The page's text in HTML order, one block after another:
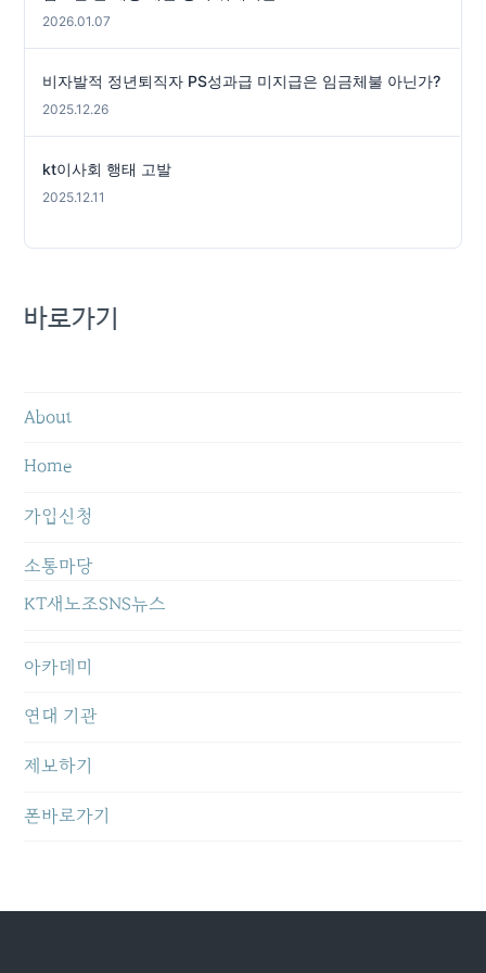
2026.01.07
비자발적 정년퇴직자 PS성과급 미지급은 임금체불 아닌가?
2025.12.26
kt이사회 행태 고발
2025.12.11
바로가기
About
Home
가입신청
소통마당
KT새노조SNS뉴스
아카데미
연대 기관
제보하기
폰바로가기